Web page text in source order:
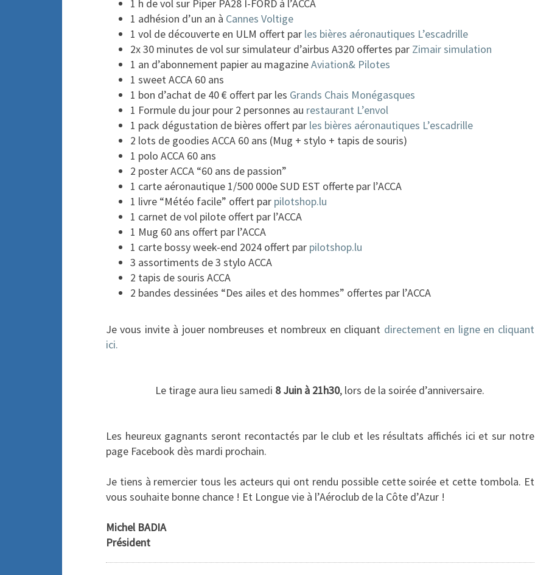
1 h de vol sur Piper PA28 I-FORD à l’ACCA
1 adhésion d’un an à Cannes Voltige
1 vol de découverte en ULM offert par les bières aéronautiques L’escadrille
2x 30 minutes de vol sur simulateur d’airbus A320 offertes par Zimair simulation
1 an d’abonnement papier au magazineAviation& Pilotes
1 sweet ACCA 60 ans
1 bon d’achat de 40 € offert par les Grands Chais Monégasques
1 Formule du jour pour 2 personnes au restaurant L’envol
1 pack dégustation de bières offert par les bières aéronautiques L’escadrille
2 lots de goodies ACCA 60 ans (Mug + stylo + tapis de souris)
1 polo ACCA 60 ans
2 poster ACCA “60 ans de passion”
1 carte aéronautique 1/500 000e SUD EST offerte par l’ACCA
1 livre “Météo facile” offert par pilotshop.lu
1 carnet de vol pilote offert par l’ACCA
1 Mug 60 ans offert par l’ACCA
1 carte bossy week-end 2024 offert par pilotshop.lu
3 assortiments de 3 stylo ACCA
2 tapis de souris ACCA
2 bandes dessinées “Des ailes et des hommes” offertes par l’ACCA
Je vous invite à jouer nombreuses et nombreux en cliquant directement en ligne en cliquant
ici.
Le tirage aura lieu samedi 8 Juin à 21h30, lors de la soirée d’anniversaire.
Les heureux gagnants seront recontactés par le club et les résultats affichés ici et sur notre
page Facebook dès mardi prochain.
Je tiens à remercier tous les acteurs qui ont rendu possible cette soirée et cette tombola. Et
vous souhaite bonne chance ! Et Longue vie à l’Aéroclub de la Côte d’Azur !
Michel BADIA
Président